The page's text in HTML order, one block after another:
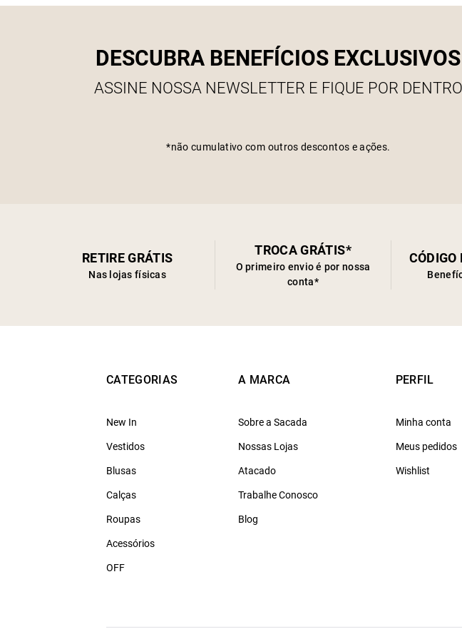
DESCUBRA BENEFÍCIOS EXCLUSIVOS
ASSINE NOSSA NEWSLETTER E FIQUE POR DENTRO
*não cumulativo com outros descontos e ações.
RETIRE GRÁTIS
Nas lojas físicas
TROCA GRÁTIS*
O primeiro envio é por nossa
conta*
CÓDIGO
CATEGORIAS
New In
Vestidos
Blusas
Calças
Roupas
Acessórios
OFF
A MARCA
Sobre a Sacada
Nossas Lojas
Atacado
Trabalhe Conosco
Blog
PERFIL
Minha conta
Meus pedidos
Wishlist